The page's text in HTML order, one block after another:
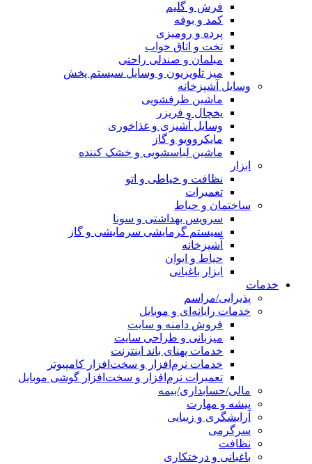
فرش و گلیم
کمد و بوفه
پرده و رومیزی
تخت و اتاق خواب
مبلمان و صندلی راحتی
میز تلویزیون و وسایل سیستم پخش
وسایل آشپزخانه
ماشین ظرفشویی
یخچال و فریزر
وسایل آشپزی و غذاخوری
مایکروویو و گاز
ماشین لباسشویی و خشک کننده
ابزار
نظافت و خیاطی و اتو
تعمیرات
ساختمان و حیاط
سرویس بهداشتی و سونا
سیستم گرمایشی سرمایشی و گاز
آشپزخانه
حیاط و ایوان
ابزار باغبانی
خدمات
پذیرایی/مراسم
خدمات رایانه‌ای و موبایل
فروش دامنه و سایت
میزبانی و طراحی سایت
خدمات پهنای باند اینترنت
خدمات نرم‌افزار و سخت‌افزار کامپیوتر
تعمیرات نرم‌افزار و سخت‌افزار گوشی موبایل
مالی/حسابداری/بیمه
پیشه و مهارت
آرایشگری و زیبایی
سرگرمی
نظافت
باغبانی و درختکاری